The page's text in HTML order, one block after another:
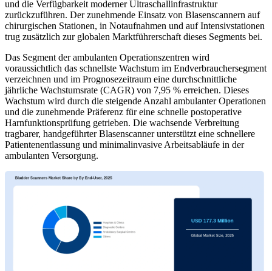
und die Verfügbarkeit moderner Ultraschallinfrastruktur
zurückzuführen. Der zunehmende Einsatz von Blasenscannern auf
chirurgischen Stationen, in Notaufnahmen und auf Intensivstationen
trug zusätzlich zur globalen Marktführerschaft dieses Segments bei.
Das Segment der ambulanten Operationszentren wird
voraussichtlich das schnellste Wachstum im Endverbrauchersegment
verzeichnen und im Prognosezeitraum eine durchschnittliche
jährliche Wachstumsrate (CAGR) von 7,95 % erreichen. Dieses
Wachstum wird durch die steigende Anzahl ambulanter Operationen
und die zunehmende Präferenz für eine schnelle postoperative
Harnfunktionsprüfung getrieben. Die wachsende Verbreitung
tragbarer, handgeführter Blasenscanner unterstützt eine schnellere
Patientenentlassung und minimalinvasive Arbeitsabläufe in der
ambulanten Versorgung.